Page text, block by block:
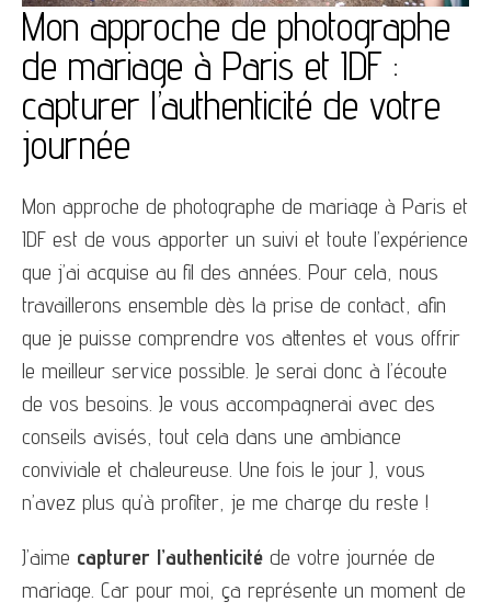
Mon approche de photographe
de mariage à Paris et IDF :
capturer l’authenticité de votre
journée
Mon approche de photographe de mariage à Paris et
IDF est de vous apporter un suivi et toute l’expérience
que j’ai acquise au fil des années. Pour cela, nous
travaillerons ensemble dès la prise de contact, afin
que je puisse comprendre vos attentes et vous offrir
le meilleur service possible. Je serai donc à l’écoute
de vos besoins. Je vous accompagnerai avec des
conseils avisés, tout cela dans une ambiance
conviviale et chaleureuse. Une fois le jour J, vous
n’avez plus qu’à profiter, je me charge du reste !
J’aime capturer l’authenticité de votre journée de
mariage. Car pour moi, ça représente un moment de